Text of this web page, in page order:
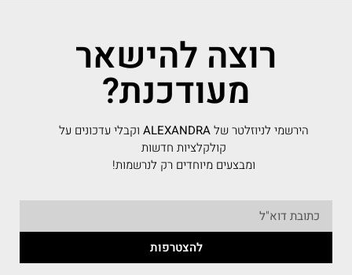
רוצה להישאר
מעודכנת?
הירשמי לניוזלטר שלALEXANDRA וקבלי עדכונים על
קולקלציות חדשות
ומבצעים מיוחדים רק לנרשמות!
להצטרפות